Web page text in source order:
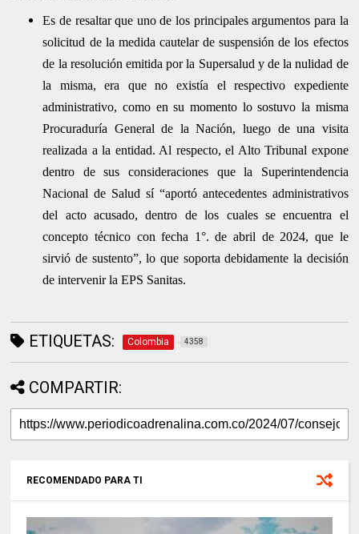
Es de resaltar que uno de los principales argumentos para la
solicitud de la medida cautelar de suspensión de los efectos
de la resolución emitida por la Supersalud y de la nulidad de
la misma, era que no existía el respectivo expediente
administrativo, como en su momento lo sostuvo la misma
Procuraduría General de la Nación, luego de una visita
realizada a la entidad. Al respecto, el Alto Tribunal expone
dentro de sus consideraciones que la Superintendencia
Nacional de Salud sí “aportó antecedentes administrativos
del acto acusado, dentro de los cuales se encuentra el
concepto técnico con fecha 1°. de abril de 2024, que le
sirvió de sustento”, lo que soporta debidamente la decisión
de intervenir la EPS Sanitas.
ETIQUETAS: Colombia 4358
COMPARTIR:
RECOMENDADO PARA TI